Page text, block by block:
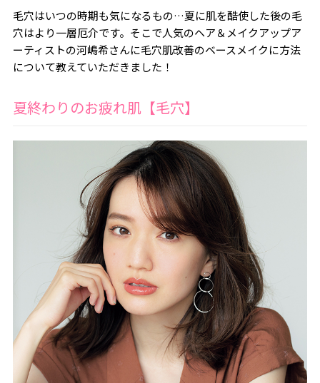
毛穴はいつの時期も気になるもの…夏に肌を酷使した後の毛
穴はより一層厄介です。そこで人気のヘア＆メイクアップア
ーティストの河嶋希さんに毛穴肌改善のベースメイクに方法
について教えていただきました！
夏終わりのお疲れ肌【毛穴】